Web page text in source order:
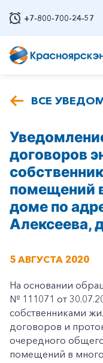
+7-800-700-24-57
ВСЕ
договоров
помещений
доме по
Алексеева,
5 АВГУСТА 2020
На основании
№ 111071 от
собственниками
договоров и
очередного
помещений в